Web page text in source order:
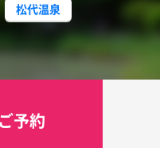
松代温泉
予約